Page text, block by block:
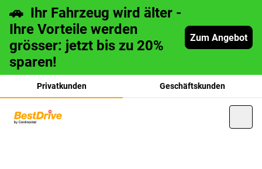
🚗 Ihr Fahrzeug wird älter -
Ihre Vorteile werden
grösser: jetzt bis zu 20%
sparen!
Zum Angebot
Privatkunden Geschäftskunden